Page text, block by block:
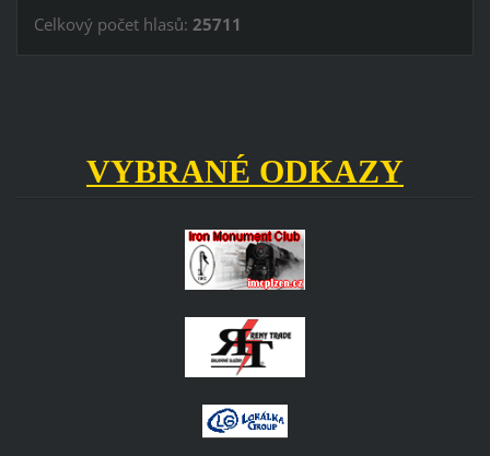
Celkový počet hlasů: 25711
VYBRANÉ ODKAZY